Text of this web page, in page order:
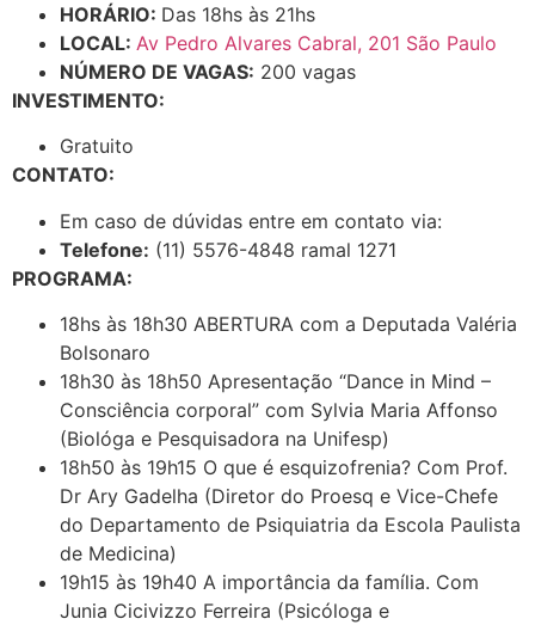
HORÁRIO: Das 18hs às 21hs
LOCAL: Av Pedro Alvares Cabral, 201 São Paulo
NÚMERO DE VAGAS: 200 vagas
INVESTIMENTO:
Gratuito
CONTATO:
Em caso de dúvidas entre em contato via:
Telefone: (11) 5576-4848 ramal 1271
PROGRAMA:
18hs às 18h30 ABERTURA com a Deputada Valéria
Bolsonaro
18h30 às 18h50 Apresentação “Dance in Mind –
Consciência corporal” com Sylvia Maria Affonso
(Biológa e Pesquisadora na Unifesp)
18h50 às 19h15 O que é esquizofrenia? Com Prof.
Dr Ary Gadelha (Diretor do Proesq e Vice-Chefe
do Departamento de Psiquiatria da Escola Paulista
de Medicina)
19h15 às 19h40 A importância da família. Com
Junia Cicivizzo Ferreira (Psicóloga e